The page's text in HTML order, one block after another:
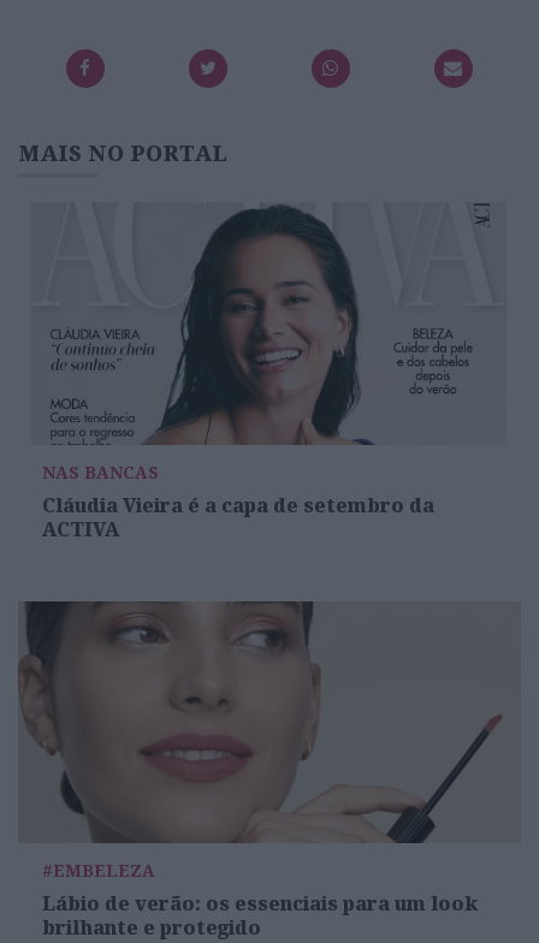
MAIS NO PORTAL
NAS BANCAS
Cláudia Vieira é a capa de setembro da
ACTIVA
#EMBELEZA
Lábio de verão: os essenciais para um look
brilhante e protegido